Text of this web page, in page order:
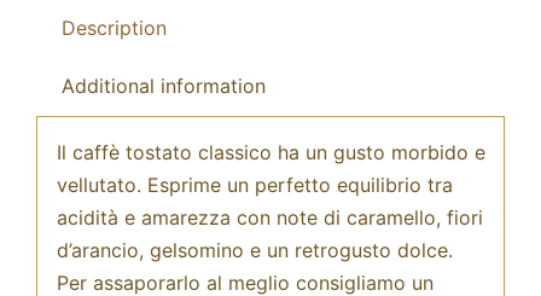
Description
Additional information
Il caffè tostato classico ha un gusto morbido e
vellutato. Esprime un perfetto equilibrio tra
acidità e amarezza con note di caramello, fiori
d’arancio, gelsomino e un retrogusto dolce.
Per assaporarlo al meglio consigliamo un